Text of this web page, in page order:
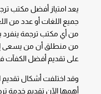
يعد امتياز أفضل مكتب
جميع اللغات أو عدد من
من أي مكتب ترجمة ينفرد
من منطلق أن من يسعى
على تقديم أفضل الكفآت
وقد اختلفت أشكال تقديم
أهمها الآن تقديم خدمة